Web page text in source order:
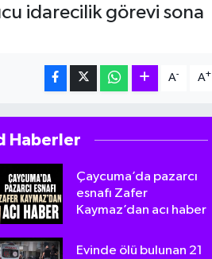
idarecilik görevi sona
A- A+
Haberler
Çaycuma’da pazarcı
esnafı Zafer
Kaymaz’dan acı haber
Evinde ölü bulunan 21